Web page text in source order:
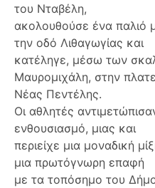
του Νταβέλη,
ακολουθούσε ένα παλιό
την οδό Λιθαγωγίας και
κατέληγε, μέσω των
Μαυρομιχάλη, στην
Νέας Πεντέλης.
Οι αθλητές
ενθουσιασμό, μιας και
περιείχε μια μοναδική
μια πρωτόγνωρη επαφή
με τα τοπόσημο του